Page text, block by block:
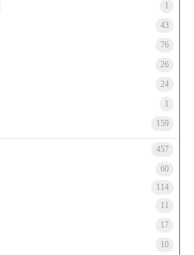
1
43
76
26
24
1
159
457
60
114
11
17
10